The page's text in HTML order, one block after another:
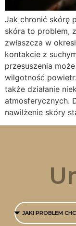
Jak chronić skórę
skóra to problem,
zwłaszcza w
kontakcie z
przesuszenia
wilgotność
także działanie
atmosferycznych.
nawilżenie skóry